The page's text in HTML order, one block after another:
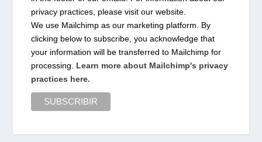
privacy practices, please visit our website.
We use Mailchimp as our marketing platform. By
clicking below to subscribe, you acknowledge that
your information will be transferred to Mailchimp for
processing. Learn more about Mailchimp's privacy
practices here.